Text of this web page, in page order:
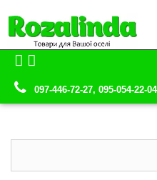
097-446-72-27, 095-054-22-